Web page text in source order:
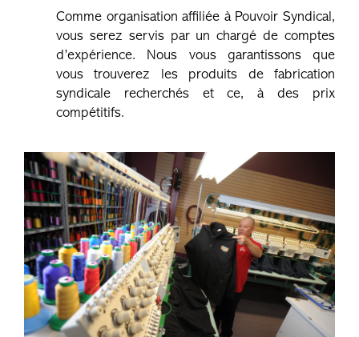
Comme organisation affiliée à Pouvoir Syndical,
vous serez servis par un chargé de comptes
d’expérience. Nous vous garantissons que
vous trouverez les produits de fabrication
syndicale recherchés et ce, à des prix
compétitifs.